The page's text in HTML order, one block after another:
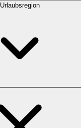
Urlaubsregion